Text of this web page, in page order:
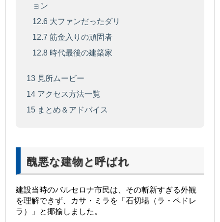
ョン
12.6 大ファンだったダリ
12.7 筋金入りの頑固者
12.8 時代最後の建築家
13 見所ムービー
14 アクセス方法一覧
15 まとめ＆アドバイス
醜悪な建物と呼ばれ
建設当時のバルセロナ市民は、その斬新すぎる外観
を理解できず、カサ・ミラを「石切場（ラ・ペドレ
ラ）」と揶揄しました。